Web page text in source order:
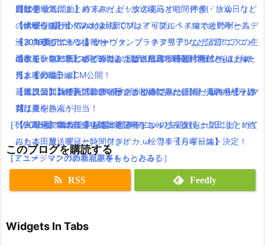
判は？
【dカード】ポインコ12月新CMはアップルペイ編で綾野剛と共
演！コラボグッツ情報も！
【ポインコ動画】ポインコとよばれた鳥！映画「海賊とよばれた
男」とのコラボCM公開！
【伝説回】zip貝社員に声優の浪川大輔さんが登場！新キャラハマ
グリ役を熱演！
［TV・映画の新着記事をもっとみる］
いに登場！
【メビウスFF】Windows版でプレイ可能に！スマホとのゲームデ
ータ共有も出来るよ！
ポケモンGOプラス発売開始！購入リンク＆関連グッツをまとめ
たよ！
【スクエニ新作】アンティークカルネヴァーレ第一発表キャラは
花江夏樹さんが担当！
［ゲーム・スマホアプリの新着記事をもっとみる］
【10月放送開始】終末のイゼッタのあらすじ・声優・放送日など
の情報をまとめてみたよ！
【2016夏アニソン】ツキウタ。プラネタリアンなどのアニメの主
題歌を一気にまとめてみたよ！放送曜日と時間付き(｀・ω・´)！
【水曜日編】
【本日公開】映画「君の名は。」初日に見に行った人の感想・評
判は？
【実写化】鋼の錬金術師エドワードエルリック役は山田涼介！他
にも本田翼、ディーン・フジオカ、松雪泰子らキャスト決定！
［アニメ・マンガの新着記事をもっとみる］
題歌を一気にまとめてみたよ！放送曜日と時間付き(｀・ω・´)！
【水曜日編】
【2016夏アニソン】サーヴァンプ・チア男子!!など話題のアニメ
の主題歌を一気にまとめてみたよ！放送曜日と時間付き(｀・ω・
´)！【火曜日編】
最近ニコニコで人気の歌い手をまとめてみたよ(｀・ω・´)【その
1】
【2016夏アニソン】話題の新作アニメの主題歌を一気にまとめて
みたよ！放送曜日と時間付き(｀・ω・´)！【月曜日編】
［ミュージックの新着記事をもっとみる］
このブログを購読する
RSS Feedly
Widgets In Tabs